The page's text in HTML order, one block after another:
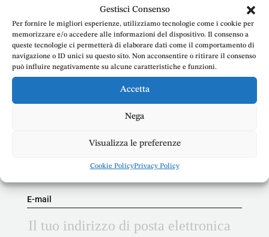
Gestisci Consenso
Per fornire le migliori esperienze, utilizziamo tecnologie come i cookie per
memorizzare e/o accedere alle informazioni del dispositivo. Il consenso a
queste tecnologie ci permetterà di elaborare dati come il comportamento di
navigazione o ID unici su questo sito. Non acconsentire o ritirare il consenso
può influire negativamente su alcune caratteristiche e funzioni.
Accetta
Nega
Visualizza le preferenze
Cookie PolicyPrivacy Policy
dopo passo,
contatta l’Avv. Emanuele
Doria
E-mail